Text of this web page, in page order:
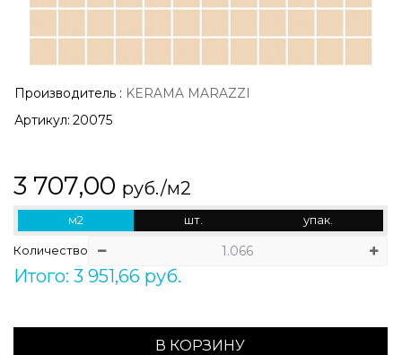
Производитель : KERAMA MARAZZI
Артикул: 20075
3 707,00 руб./м2
м2 шт. упак.
Количество
Итого: 3 951,66 руб.
В КОРЗИНУ